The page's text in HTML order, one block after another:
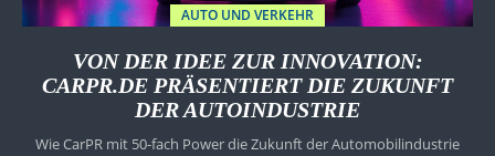
AUTO UND VERKEHR
VON DER IDEE ZUR INNOVATION:
CARPR.DE PRÄSENTIERT DIE ZUKUNFT
DER AUTOINDUSTRIE
Wie CarPR mit 50-fach Power die Zukunft der Automobilindustrie